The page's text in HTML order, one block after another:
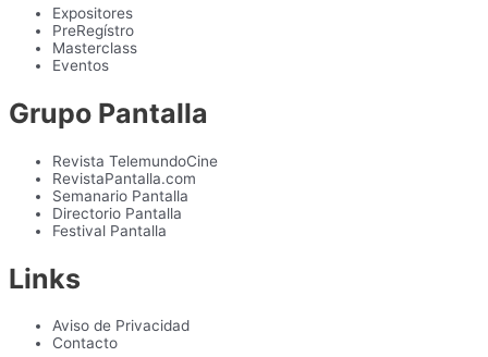
Expositores
PreRegístro
Masterclass
Eventos
Grupo Pantalla
Revista TelemundoCine
RevistaPantalla.com
Semanario Pantalla
Directorio Pantalla
Festival Pantalla
Links
Aviso de Privacidad
Contacto